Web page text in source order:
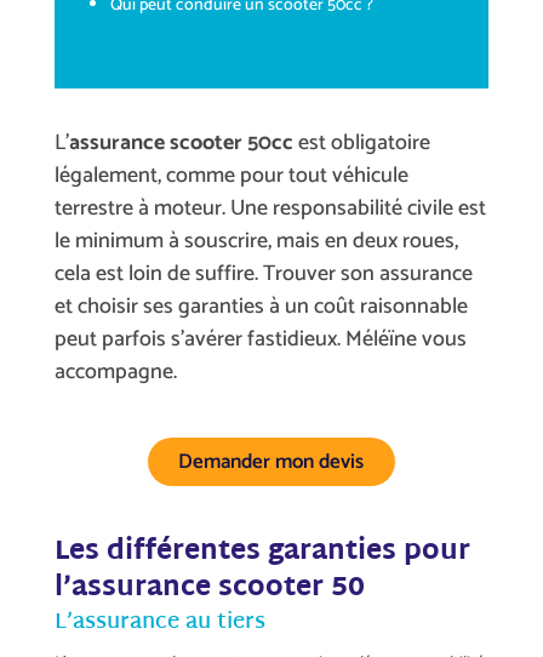
L’assurance scooter 50ccest obligatoire
légalement, comme pour tout véhicule
terrestre à moteur. Une responsabilité civile est
le minimum à souscrire, mais en deux roues,
cela est loin de suffire. Trouver son assurance
et choisir ses garanties à un coût raisonnable
peut parfois s’avérer fastidieux. Méléïne vous
accompagne.
Demander mon devis
Les différentes garanties pour
l’assurance scooter 50
L’assurance au tiers